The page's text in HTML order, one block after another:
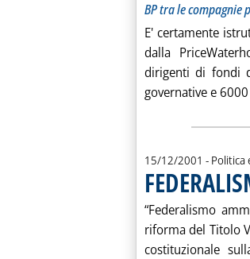
BP tra le compagnie
E' certamente
dalla
dirigenti di fondi
governative e
15/12/2001 - Politica
“Federalismo
riforma del Titolo
costituzionale